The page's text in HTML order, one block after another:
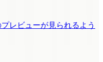
レビューが見られるよう